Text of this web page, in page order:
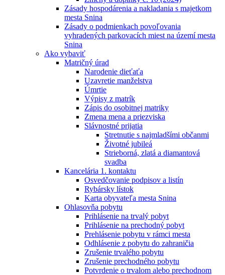
Zásady hospodárenia a nakladania s majetkom
mesta Snina
Zásady o podmienkach povoľovania
vyhradených parkovacích miest na území mesta
Snina
Ako vybaviť
Matričný úrad
Narodenie dieťaťa
Uzavretie manželstva
Úmrtie
Výpisy z matrík
Zápis do osobitnej matriky
Zmena mena a priezviska
Slávnostné prijatia
Stretnutie s najmladšími občanmi
Životné jubileá
Strieborná, zlatá a diamantová
svadba
Kancelária 1. kontaktu
Osvedčovanie podpisov a listín
Rybársky lístok
Karta obyvateľa mesta Snina
Ohlasovňa pobytu
Prihlásenie na trvalý pobyt
Prihlásenie na prechodný pobyt
Prehlásenie pobytu v rámci mesta
Odhlásenie z pobytu do zahraničia
Zrušenie trvalého pobytu
Zrušenie prechodného pobytu
Potvrdenie o trvalom alebo prechodnom